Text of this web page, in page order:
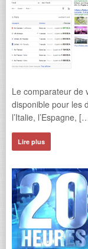
Le comparateur de
disponible pour les
l’Italie, l’Espagne,
Lire plus